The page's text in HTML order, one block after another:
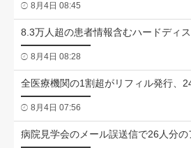
8月4日 08:45
8.3万人超の患者情報含むハードディ
8月4日 08:28
全医療機関の1割超がリフィル発行、
8月4日 07:56
病院見学会のメール誤送信で26人分